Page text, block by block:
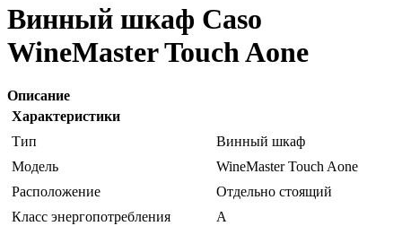
Винный шкаф Caso
WineMaster Touch Aone
Описание
Характеристики
Тип
Винный шкаф
Модель
WineMaster Touch Aone
Расположение
Отдельно стоящий
Класс энергопотребления
A